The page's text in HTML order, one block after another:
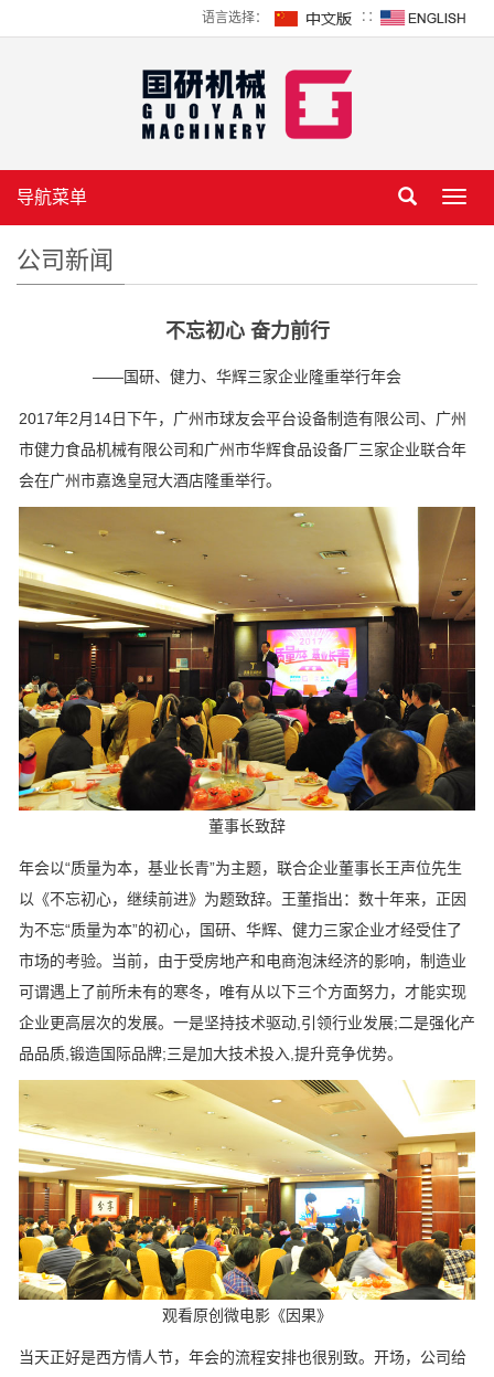
语言选择： ∷
导航菜单
公司新闻
不忘初心 奋力前行
——国研、健力、华辉三家企业隆重举行年会
2017年2月14日下午，广州市球友会平台设备制造有限公司、广州
市健力食品机械有限公司和广州市华辉食品设备厂三家企业联合年
会在广州市嘉逸皇冠大酒店隆重举行。
董事长致辞
年会以“质量为本，基业长青”为主题，联合企业董事长王声位先生
以《不忘初心，继续前进》为题致辞。王董指出：数十年来，正因
为不忘“质量为本”的初心，国研、华辉、健力三家企业才经受住了
市场的考验。当前，由于受房地产和电商泡沫经济的影响，制造业
可谓遇上了前所未有的寒冬，唯有从以下三个方面努力，才能实现
企业更高层次的发展。一是坚持技术驱动,引领行业发展;二是强化产
品品质,锻造国际品牌;三是加大技术投入,提升竞争优势。
观看原创微电影《因果》
当天正好是西方情人节，年会的流程安排也很别致。开场，公司给